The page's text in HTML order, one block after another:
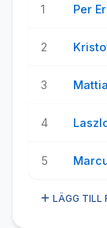
1 Per
2
3
4
5
LÄGG TILL